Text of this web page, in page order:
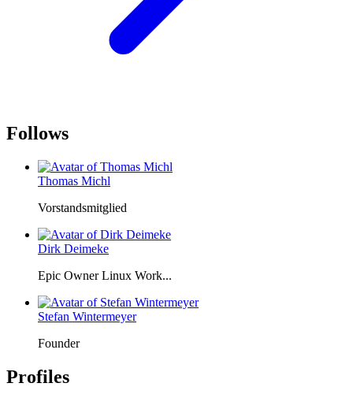
Follows
Thomas Michl
Vorstandsmitglied
Dirk Deimeke
Epic Owner Linux Work...
Stefan Wintermeyer
Founder
Profiles